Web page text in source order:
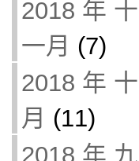
2018 年 十
一月 (7)
2018 年 十
月 (11)
2018 年 九